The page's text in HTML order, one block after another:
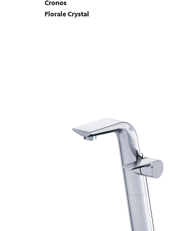
Cronos
Florale Crystal